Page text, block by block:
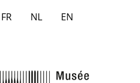
to
FR NL EN